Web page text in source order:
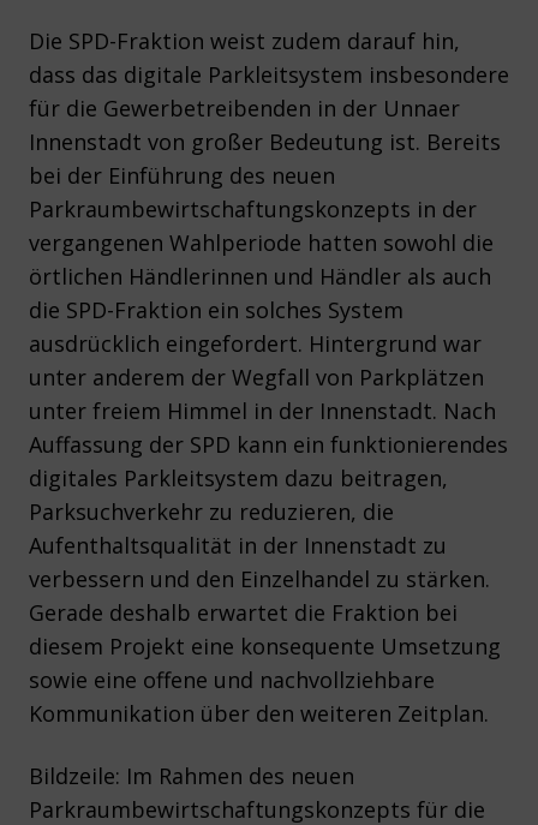
Die SPD-Fraktion weist zudem darauf hin,
dass das digitale Parkleitsystem insbesondere
für die Gewerbetreibenden in der Unnaer
Innenstadt von großer Bedeutung ist. Bereits
bei der Einführung des neuen
Parkraumbewirtschaftungskonzepts in der
vergangenen Wahlperiode hatten sowohl die
örtlichen Händlerinnen und Händler als auch
die SPD-Fraktion ein solches System
ausdrücklich eingefordert. Hintergrund war
unter anderem der Wegfall von Parkplätzen
unter freiem Himmel in der Innenstadt. Nach
Auffassung der SPD kann ein funktionierendes
digitales Parkleitsystem dazu beitragen,
Parksuchverkehr zu reduzieren, die
Aufenthaltsqualität in der Innenstadt zu
verbessern und den Einzelhandel zu stärken.
Gerade deshalb erwartet die Fraktion bei
diesem Projekt eine konsequente Umsetzung
sowie eine offene und nachvollziehbare
Kommunikation über den weiteren Zeitplan.
Bildzeile: Im Rahmen des neuen
Parkraumbewirtschaftungskonzepts für die